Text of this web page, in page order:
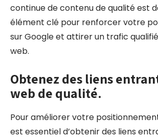
continue de contenu de qualité est
élément clé pour renforcer votre
sur Google et attirer un trafic
web.
Obtenez des liens
web de qualité.
Pour améliorer votre
est essentiel d’obtenir des liens